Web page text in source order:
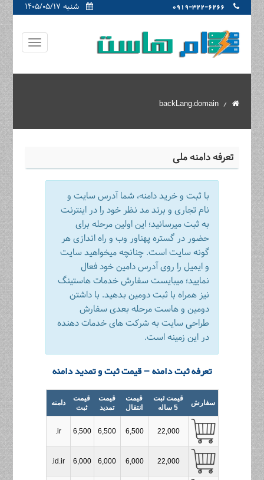
شنبه ۱۴۰۵/۰۵/۱۷ 0919-322-6266
backLang.domain
تعرفه دامنه ملی
با ثبت و خرید دامنه، شما آدرس سایت و
نام تجاری و برند مد نظر خود را در اینترنت
به ثبت میرسانید؛ این اولین مرحله برای
حضور در گستره پهناور وب و راه اندازی هر
گونه سایت است. چنانچه میخواهید سایت
و ایمیل را روی آدرس دامین خود فعال
نمایید؛ میبایست سفارش خدمات هاستینگ
نیز همراه با ثبت دومین بدهید. با داشتن
دومین و هاست مرحله بعدی سفارش
طراحی سایت به شرکت های خدمات دهنده
در این زمینه است.
تعرفه ثبت دامنه – قیمت ثبت و تمدید دامنه
دامنه
قیمت
ثبت
قیمت
تمدید
قیمت
انتقال
قیمت ثبت
5 ساله
سفارش
.ir 6,500 6,500 6,500 22,000
.id.ir 6,000 6,000 6,000 22,000